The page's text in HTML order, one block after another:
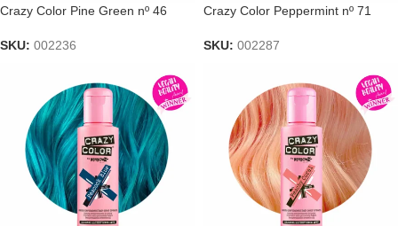
Crazy Color Pine Green nº 46
SKU: 002236
Crazy Color Peppermint nº 71
SKU: 002287